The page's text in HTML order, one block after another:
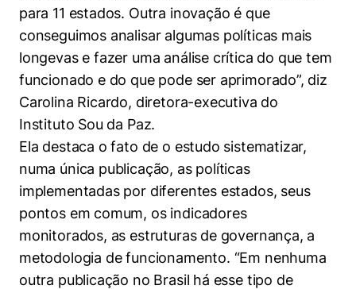
para 11 estados. Outra inovação é que
conseguimos analisar algumas políticas mais
longevas e fazer uma análise crítica do que tem
funcionado e do que pode ser aprimorado”, diz
Carolina Ricardo, diretora-executiva do
Instituto Sou da Paz.
Ela destaca o fato de o estudo sistematizar,
numa única publicação, as políticas
implementadas por diferentes estados, seus
pontos em comum, os indicadores
monitorados, as estruturas de governança, a
metodologia de funcionamento. “Em nenhuma
outra publicação no Brasil há esse tipo de